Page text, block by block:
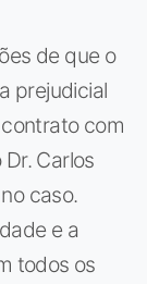
de que o
prejudicial
com
Carlos
caso.
e a
todos os